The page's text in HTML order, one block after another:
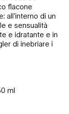
flacone
all’interno di un
e sensualità
e idratante e in
di inebriare i
ml